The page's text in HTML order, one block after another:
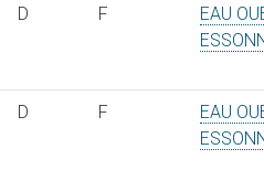
D F
EAU
D F
EAU